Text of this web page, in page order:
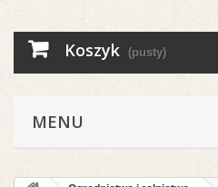
Koszyk (pusty)
MENU